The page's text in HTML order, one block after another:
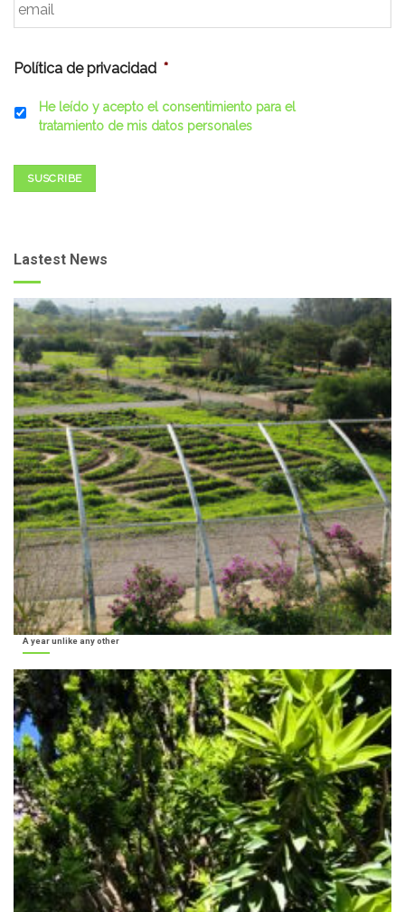
Política de privacidad *
He leído y acepto el consentimiento para el
tratamiento de mis datos personales
SUSCRIBE
Lastest News
A year unlike any other